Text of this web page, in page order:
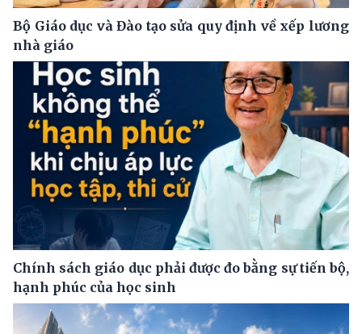
Bộ Giáo dục và Đào tạo sửa quy định về xếp lương
nhà giáo
Chính sách giáo dục phải được đo bằng sự tiến bộ,
hạnh phúc của học sinh